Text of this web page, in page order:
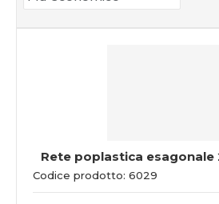
Rete poplastica esagonale
Codice prodotto: 6029